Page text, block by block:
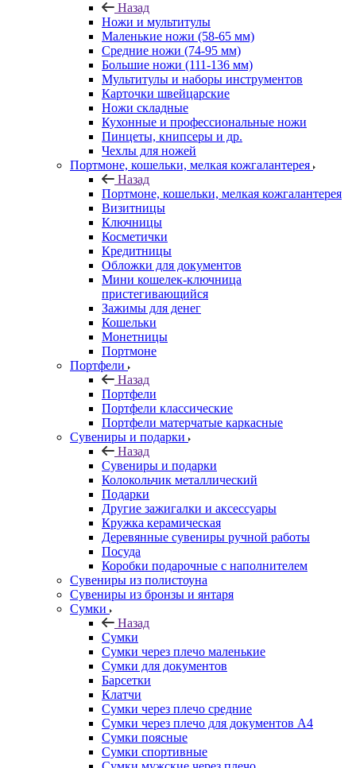
Назад
Ножи и мультитулы
Маленькие ножи (58-65 мм)
Средние ножи (74-95 мм)
Большие ножи (111-136 мм)
Мультитулы и наборы инструментов
Карточки швейцарские
Ножи складные
Кухонные и профессиональные ножи
Пинцеты, книпсеры и др.
Чехлы для ножей
Портмоне, кошельки, мелкая кожгалантерея
Назад
Портмоне, кошельки, мелкая кожгалантерея
Визитницы
Ключницы
Косметички
Кредитницы
Обложки для документов
Мини кошелек-ключница
пристегивающийся
Зажимы для денег
Кошельки
Монетницы
Портмоне
Портфели
Назад
Портфели
Портфели классические
Портфели матерчатые каркасные
Сувениры и подарки
Назад
Сувениры и подарки
Колокольчик металлический
Подарки
Другие зажигалки и аксессуары
Кружка керамическая
Деревянные сувениры ручной работы
Посуда
Коробки подарочные с наполнителем
Сувениры из полистоуна
Сувениры из бронзы и янтаря
Сумки
Назад
Сумки
Сумки через плечо маленькие
Сумки для документов
Барсетки
Клатчи
Сумки через плечо средние
Сумки через плечо для документов А4
Сумки поясные
Сумки спортивные